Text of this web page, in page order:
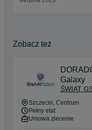
Zobacz też
Galaxy
ŚWIAT
Szczecin, Centrum
Pełny etat
Umowa zlecenie